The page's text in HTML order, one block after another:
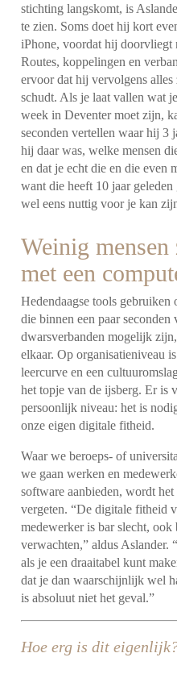
stichting langskomt, is
te zien. Soms doet hij kort
iPhone, voordat hij doorvliegt
Routes, koppelingen en
ervoor dat hij vervolgens
schudt. Als je laat vallen wat
week in Deventer moet zijn,
seconden vertellen waar hij 3
hij daar was, welke mensen
en dat je echt die en die even
want die heeft 10 jaar
wel eens nuttig voor je kan
Weinig
met een
Hedendaagse tools gebruiken
die binnen een paar seconden
dwarsverbanden mogelijk
elkaar. Op organisatieniveau
leercurve en een
het topje van de ijsberg. Er is
persoonlijk niveau: het is
onze eigen digitale fitheid.
Waar we beroeps- of
we gaan werken en
software aanbieden, wordt het
vergeten. “De digitale fitheid
medewerker is bar slecht,
verwachten,” aldus Aslander.
als je een draaitabel kunt
dat je dan waarschijnlijk wel
is absoluut niet het geval.”
Hoe erg is dit